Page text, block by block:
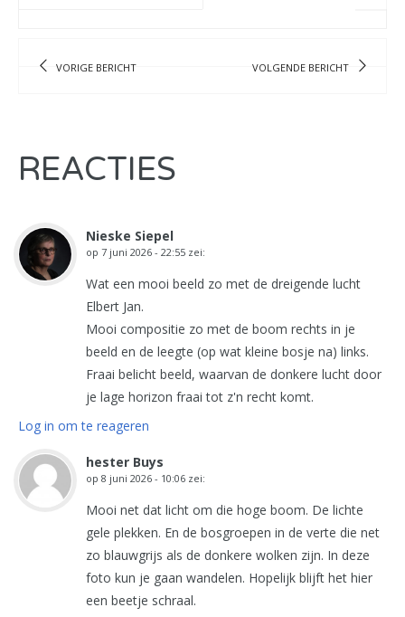
VORIGE BERICHT VOLGENDE BERICHT
REACTIES
Nieske Siepel
op 7 juni 2026 - 22:55 zei:
Wat een mooi beeld zo met de dreigende lucht
Elbert Jan.
Mooi compositie zo met de boom rechts in je
beeld en de leegte (op wat kleine bosje na) links.
Fraai belicht beeld, waarvan de donkere lucht door
je lage horizon fraai tot z'n recht komt.
Log in om te reageren
hester Buys
op 8 juni 2026 - 10:06 zei:
Mooi net dat licht om die hoge boom. De lichte
gele plekken. En de bosgroepen in de verte die net
zo blauwgrijs als de donkere wolken zijn. In deze
foto kun je gaan wandelen. Hopelijk blijft het hier
een beetje schraal.